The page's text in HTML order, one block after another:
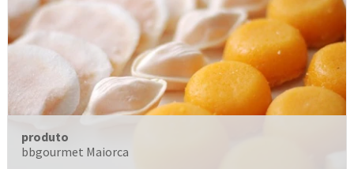
produto
bbgourmet Maiorca